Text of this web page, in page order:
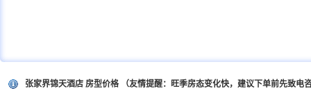
张家界锦天酒店 房型价格 （友情提醒：旺季房态变化快，建议下单前先致电